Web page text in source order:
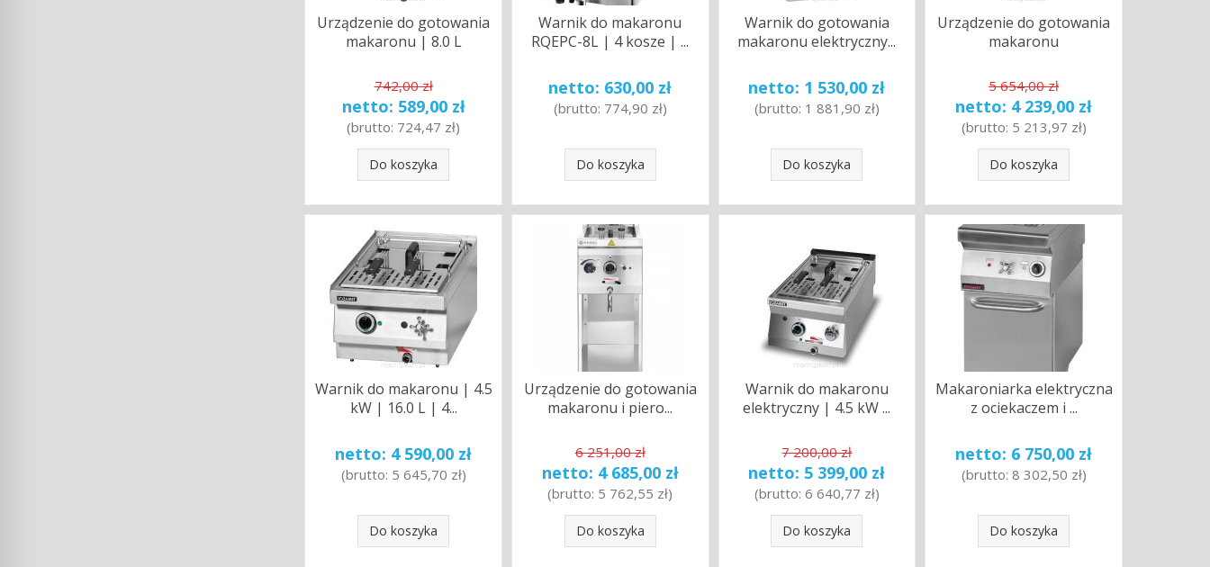
Urządzenie do gotowania
makaronu | 8.0 L
742,00 zł
netto: 589,00 zł
(brutto: 724,47 zł)
Do koszyka
Warnik do makaronu
RQEPC-8L | 4 kosze | ...
netto: 630,00 zł
(brutto: 774,90 zł)
Do koszyka
Warnik do gotowania
makaronu elektryczny...
netto: 1 530,00 zł
(brutto: 1 881,90 zł)
Do koszyka
Urządzenie do gotowania
makaronu
5 654,00 zł
netto: 4 239,00 zł
(brutto: 5 213,97 zł)
Do koszyka
Warnik do makaronu | 4.5
kW | 16.0 L | 4...
netto: 4 590,00 zł
(brutto: 5 645,70 zł)
Do koszyka
Urządzenie do gotowania
makaronu i piero...
6 251,00 zł
netto: 4 685,00 zł
(brutto: 5 762,55 zł)
Do koszyka
Warnik do makaronu
elektryczny | 4.5 kW ...
7 200,00 zł
netto: 5 399,00 zł
(brutto: 6 640,77 zł)
Do koszyka
Makaroniarka elektryczna
z ociekaczem i ...
netto: 6 750,00 zł
(brutto: 8 302,50 zł)
Do koszyka